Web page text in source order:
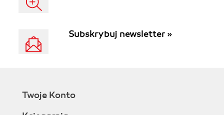
Subskrybuj newsletter »
Twoje Konto